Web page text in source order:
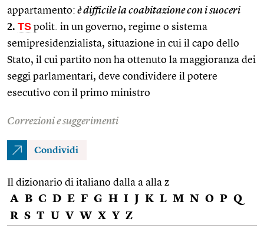
appartamento: è difficile la coabitazione con i suoceri
2. TS polit. in un governo, regime o sistema
semipresidenzialista, situazione in cui il capo dello
Stato, il cui partito non ha ottenuto la maggioranza dei
seggi parlamentari, deve condividere il potere
esecutivo con il primo ministro
Correzioni e suggerimenti
Condividi
Il dizionario di italiano dalla a alla z
A B C D E F G H I J K L M N O P Q
R S T U V W X Y Z